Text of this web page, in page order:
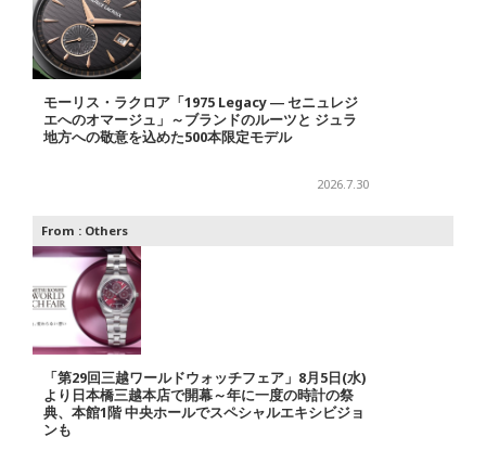
モーリス・ラクロア「1975 Legacy ― セニュレジ
エへのオマージュ」～ブランドのルーツと ジュラ
地方への敬意を込めた500本限定モデル
2026.7.30
From : Others
「第29回三越ワールドウォッチフェア」8月5日(水)
より日本橋三越本店で開幕～年に一度の時計の祭
典、本館1階 中央ホールでスペシャルエキシビジョ
ンも